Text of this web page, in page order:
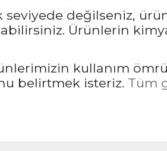
seviyede değilseniz,
Ürünlerin
kullanım
belirtmek isteriz. Tüm